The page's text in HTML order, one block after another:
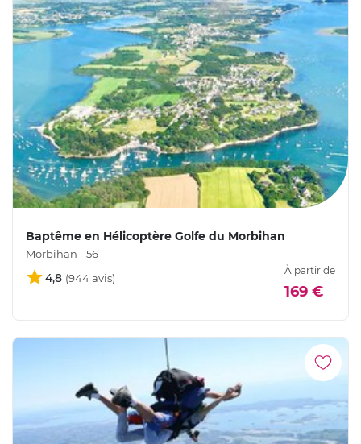
Baptême en Hélicoptère Golfe du Morbihan
Morbihan - 56
4,8
À partir de
169 €